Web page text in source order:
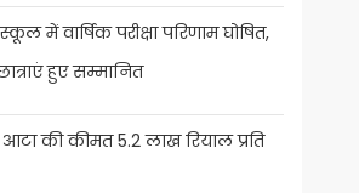
में वार्षिक परीक्षा परिणाम घोषित,
हुए सम्मानित
की कीमत 5.2 लाख रियाल प्रति